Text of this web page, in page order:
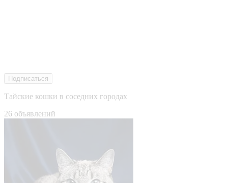
Подписаться
Тайские кошки в соседних городах
26 объявлений